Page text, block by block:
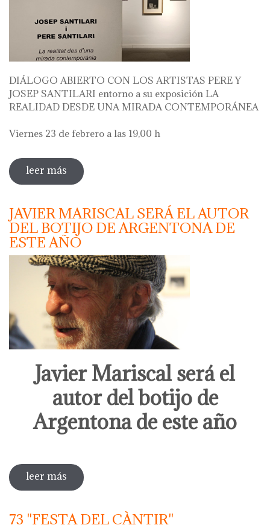
DIÁLOGO ABIERTO CON LOS ARTISTAS PERE Y
JOSEP SANTILARI entorno a su exposición LA
REALIDAD DESDE UNA MIRADA CONTEMPORÁNEA
Viernes 23 de febrero a las 19,00 h
leer más sobre diálogo abierto con los artistas
pere i josep santilari entorno a su
JAVIER MARISCAL SERÁ EL AUTOR
DEL BOTIJO DE ARGENTONA DE
ESTE AÑO
Javier Mariscal será el
autor del botijo de
Argentona de este año
leer más sobre javier mariscal será el autor del
botijo de argentona de este año
73 "FESTA DEL CÀNTIR"